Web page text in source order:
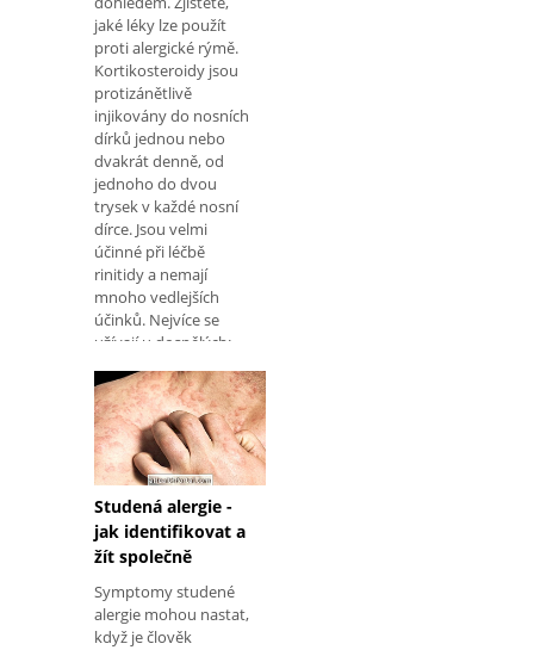
jaké léky lze použít
proti alergické rýmě.
Kortikosteroidy jsou
protizánětlivě
injikovány do nosních
dírků jednou nebo
dvakrát denně, od
jednoho do dvou
trysek v každé nosní
dírce. Jsou velmi
účinné při léčbě
rinitidy a nemají
mnoho vedlejších
účinků. Nejvíce se
užívají u dospělých:
Studená alergie -
jak identifikovat a
žít společně
Symptomy studené
alergie mohou nastat,
když je člověk